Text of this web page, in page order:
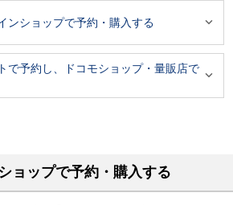
ンショップで予約・購入する 
で予約し、ドコモショップ・量販店で 
ョップで予約・購入する